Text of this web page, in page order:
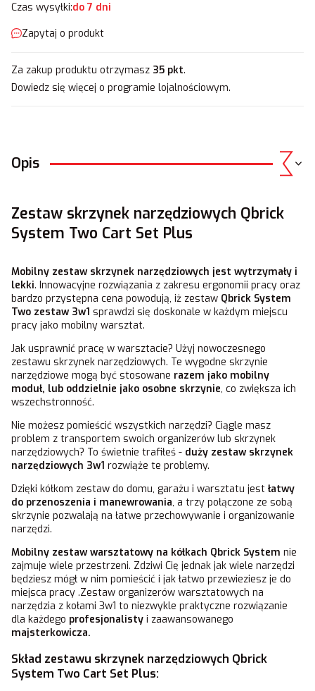
Czas wysyłki:do 7 dni
Zapytaj o produkt
Za zakup produktu otrzymasz 35 pkt.
Dowiedz się więcej o programie lojalnościowym.
Opis
Zestaw skrzynek narzędziowych Qbrick
System Two Cart Set Plus
Mobilny zestaw skrzynek narzędziowych jest wytrzymały i
lekki. Innowacyjne rozwiązania z zakresu ergonomii pracy oraz
bardzo przystępna cena powodują, iż zestaw Qbrick System
Two zestaw 3w1 sprawdzi się doskonale w każdym miejscu
pracy jako mobilny warsztat.
Jak usprawnić pracę w warsztacie? Użyj nowoczesnego
zestawu skrzynek narzędziowych. Te wygodne skrzynie
narzędziowe mogą być stosowane razem jako mobilny
moduł, lub oddzielnie jako osobne skrzynie, co zwiększa ich
wszechstronność.
Nie możesz pomieścić wszystkich narzędzi? Ciągle masz
problem z transportem swoich organizerów lub skrzynek
narzędziowych? To świetnie trafiłeś - duży zestaw skrzynek
narzędziowych 3w1 rozwiąże te problemy.
Dzięki kółkom zestaw do domu, garażu i warsztatu jest łatwy
do przenoszenia i manewrowania, a trzy połączone ze sobą
skrzynie pozwalają na łatwe przechowywanie i organizowanie
narzędzi.
Mobilny zestaw warsztatowy na kółkach Qbrick System nie
zajmuje wiele przestrzeni. Zdziwi Cię jednak jak wiele narzędzi
będziesz mógł w nim pomieścić i jak łatwo przewieziesz je do
miejsca pracy .Zestaw organizerów warsztatowych na
narzędzia z kołami 3w1 to niezwykle praktyczne rozwiązanie
dla każdego profesjonalisty i zaawansowanego
majsterkowicza.
Skład zestawu skrzynek narzędziowych Qbrick
System Two Cart Set Plus: